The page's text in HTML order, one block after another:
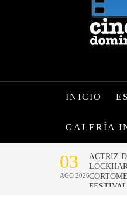
INICIO
GALERÍA